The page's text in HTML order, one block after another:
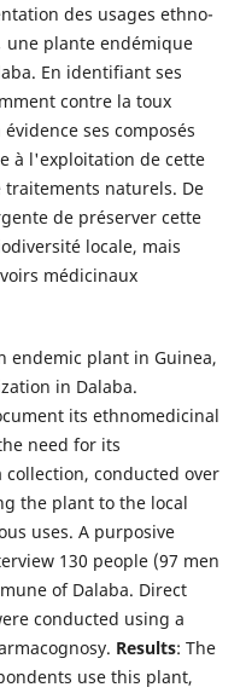
des usages ethno-
une plante endémique
En identifiant ses
contre la toux
ses composés
à l'exploitation de cette
naturels. De
de préserver cette
locale, mais
médicinaux
endemic plant in Guinea,
in Dalaba.
its ethnomedicinal
need for its
collection, conducted over
the plant to the local
uses. A purposive
130 people (97 men
of Dalaba. Direct
conducted using a
Results: The
use this plant,